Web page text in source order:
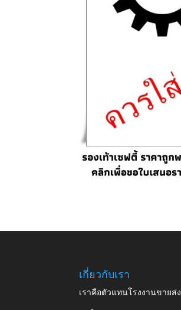
เกี่ยวกับเรา
เราคือตัวแทนโรงงานขายส่